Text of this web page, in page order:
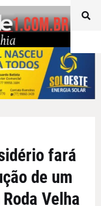
fará
de um
Velha